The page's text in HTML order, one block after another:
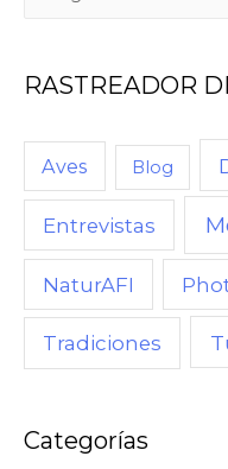
RASTREADOR
Aves Blog
Entrevistas
NaturAFI
Tradiciones
Categorías